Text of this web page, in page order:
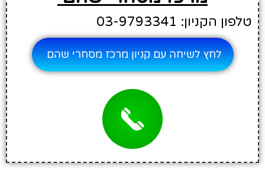
טלפון הקניון: 03-9793341
לחץ לשיחה עם קניון מרכז מסחרי שהם